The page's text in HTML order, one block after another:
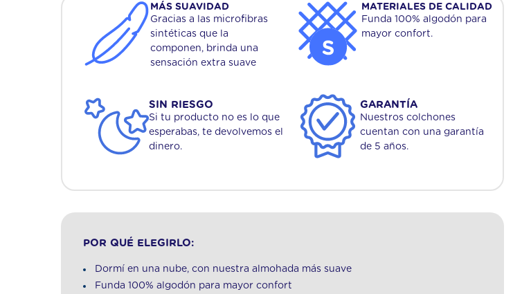
MÁS SUAVIDAD
Gracias a las microfibras
sintéticas que la
componen, brinda una
sensación extra suave
MATERIALES DE CALIDAD
Funda 100% algodón para
mayor confort.
SIN RIESGO
Si tu producto no es lo que
esperabas, te devolvemos el
dinero.
GARANTÍA
Nuestros colchones
cuentan con una garantía
de 5 años.
POR QUÉ ELEGIRLO:
Dormí en una nube, con nuestra almohada más suave
Funda 100% algodón para mayor confort
Colchón Rock 1 Plaza (80x190